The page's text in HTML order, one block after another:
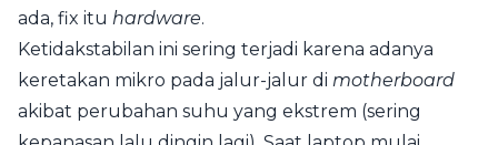
ada, fix itu hardware.
Ketidakstabilan ini sering terjadi karena adanya
keretakan mikro pada jalur-jalur di motherboard
akibat perubahan suhu yang ekstrem (sering